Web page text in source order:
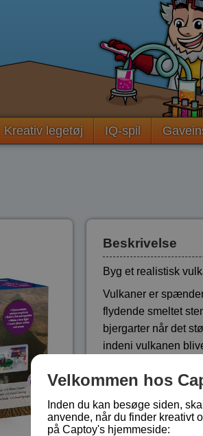
Kreativ legetøj IQ-spil
Beskrivelse
Byg et realistisk
Vulkaner er
flydende smeltet
bjergarter når det
indeni vulkanen
Med dette sæt kan
medfølger lys og
realistiske.
Velkommen hos
Inden du kan besøge siden,
anvende, når du finder kreativt
på Captoy's hjemmeside: